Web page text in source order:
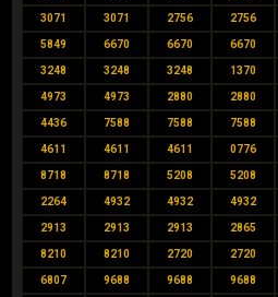
3071 3071 2756 2756
5849 6670 6670 6670
3248 3248 3248 1370
4973 4973 2880 2880
4436 7588 7588 7588
4611 4611 4611 0776
8718 8718 5208 5208
2264 4932 4932 4932
2913 2913 2913 2865
8210 8210 2720 2720
6807 9688 9688 9688